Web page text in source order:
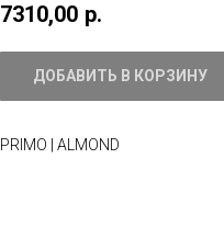
7310,00 р.
ДОБАВИТЬ В КОРЗИНУ
PRIMO | ALMOND